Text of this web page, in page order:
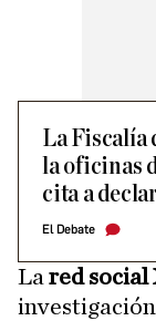
La Fiscalía
la oficinas
cita a
El Debate
La red social